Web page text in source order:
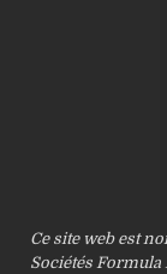
Ce site web est
Sociétés Formula